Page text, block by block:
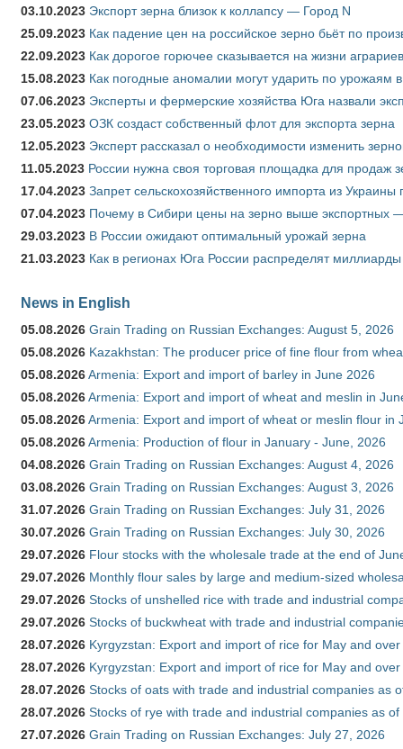
03.10.2023 Экспорт зерна близок к коллапсу — Город N
25.09.2023 Как падение цен на российское зерно бьёт по
22.09.2023 Как дорогое горючее сказывается на жизни аграриев
15.08.2023 Как погодные аномалии могут ударить по урожаям
07.06.2023 Эксперты и фермерские хозяйства Юга назвали
23.05.2023 ОЗК создаст собственный флот для экспорта зерна
12.05.2023 Эксперт рассказал о необходимости изменить
11.05.2023 России нужна своя торговая площадка для продаж
17.04.2023 Запрет сельскохозяйственного импорта из
07.04.2023 Почему в Сибири цены на зерно выше экспортных
29.03.2023 В России ожидают оптимальный урожай зерна
21.03.2023 Как в регионах Юга России распределят
News in English
05.08.2026 Grain Trading on Russian Exchanges: August 5, 2026
05.08.2026 Kazakhstan: The producer price of fine flour from
05.08.2026Armenia: Export and import of barley in June 2026
05.08.2026Armenia: Export and import of wheat and meslin in
05.08.2026Armenia: Export and import of wheat or meslin flour in
05.08.2026Armenia: Production of flour in January - June, 2026
04.08.2026 Grain Trading on Russian Exchanges: August 4, 2026
03.08.2026 Grain Trading on Russian Exchanges: August 3, 2026
31.07.2026 Grain Trading on Russian Exchanges: July 31, 2026
30.07.2026 Grain Trading on Russian Exchanges: July 30, 2026
29.07.2026 Flour stocks with the wholesale trade at the end of
29.07.2026 Monthly flour sales by large and medium-sized
29.07.2026 Stocks of unshelled rice with trade and industrial
29.07.2026 Stocks of buckwheat with trade and industrial
28.07.2026 Kyrgyzstan: Export and import of rice for May and
28.07.2026 Kyrgyzstan: Export and import of rice for May and
28.07.2026 Stocks of oats with trade and industrial companies as
28.07.2026 Stocks of rye with trade and industrial companies as
27.07.2026 Grain Trading on Russian Exchanges: July 27, 2026